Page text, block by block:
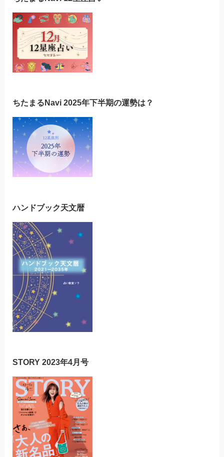
ちたまるNavi 2025年下半期の運勢は？
ハンドブック天文暦
STORY 2023年4月号